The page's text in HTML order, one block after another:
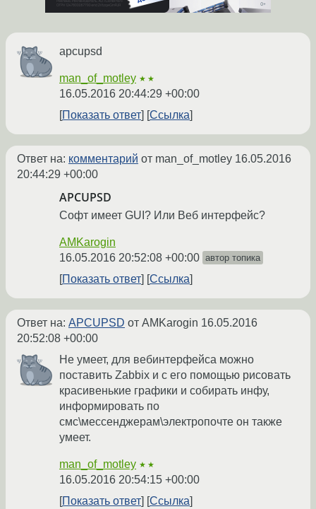
apcupsd
man_of_motley ★★
16.05.2016 20:44:29 +00:00
Показать ответ
Ссылка
Ответ на: комментарий от man_of_motley 16.05.2016
20:44:29 +00:00
APCUPSD
Софт имеет GUI? Или Веб интерфейс?
AMKarogin
16.05.2016 20:52:08 +00:00 автор топика
Показать ответ Ссылка
Ответ на: APCUPSD от AMKarogin 16.05.2016
20:52:08 +00:00
Не умеет, для вебинтерфейса можно
поставить Zabbix и с его помощью рисовать
красивенькие графики и собирать инфу,
информировать по
смс\мессенджерам\электропочте он также
умеет.
man_of_motley ★★
16.05.2016 20:54:15 +00:00
Показать ответ
Ссылка